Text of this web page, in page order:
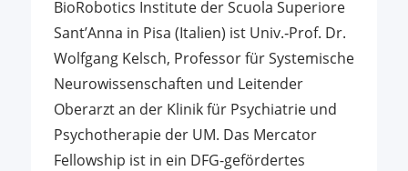
BioRobotics Institute der Scuola Superiore
Sant’Anna in Pisa (Italien) ist Univ.‑Prof. Dr.
Wolfgang Kelsch, Professor für Systemische
Neurowissenschaften und Leitender
Oberarzt an der Klinik für Psychiatrie und
Psychotherapie der UM. Das Mercator
Fellowship ist in ein DFG-gefördertes